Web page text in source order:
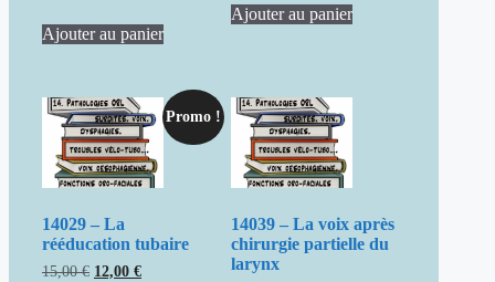
Ajouter au panier
Ajouter au panier
Promo !
14029 – La
rééducation tubaire
15,00€ Le
12,00 €Le
14039 – La voix après
chirurgie partielle du
larynx